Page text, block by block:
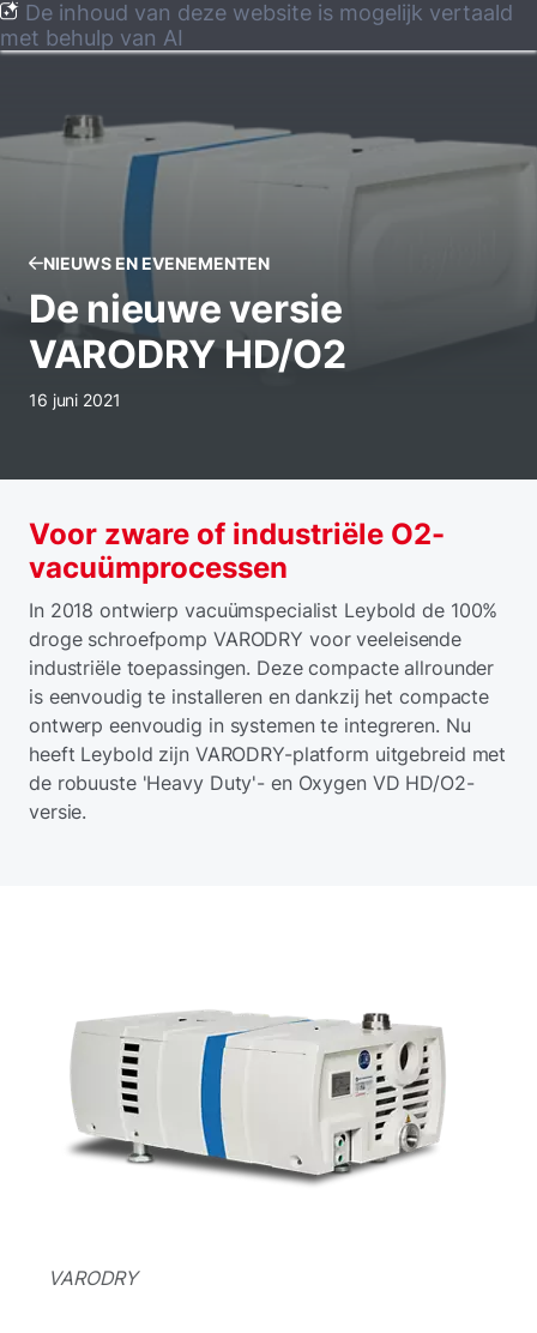
De inhoud van deze website is mogelijk vertaald
met behulp van AI
NIEUWS EN EVENEMENTEN
De nieuwe versie
VARODRY HD/O2
16 juni 2021
Voor zware of industriële O2-
vacuümprocessen
In 2018 ontwierp vacuümspecialist Leybold de 100%
droge schroefpomp VARODRY voor veeleisende
industriële toepassingen. Deze compacte allrounder
is eenvoudig te installeren en dankzij het compacte
ontwerp eenvoudig in systemen te integreren. Nu
heeft Leybold zijn VARODRY-platform uitgebreid met
de robuuste 'Heavy Duty'- en Oxygen VD HD/O2-
versie.
VARODRY